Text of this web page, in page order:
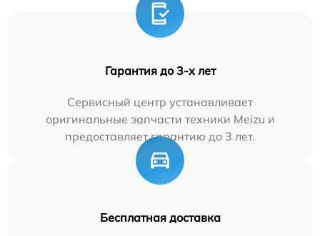
Гарантия до 3-х лет
Сервисный центр устанавливает
оригинальные запчасти техники Meizu и
предоставляет гарантию до 3 лет.
Бесплатная доставка